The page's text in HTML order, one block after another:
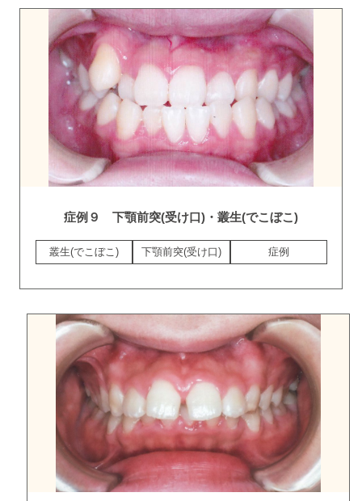
症例９ 下顎前突(受け口)・叢生(でこぼこ)
叢生(でこぼこ) 下顎前突(受け口) 症例